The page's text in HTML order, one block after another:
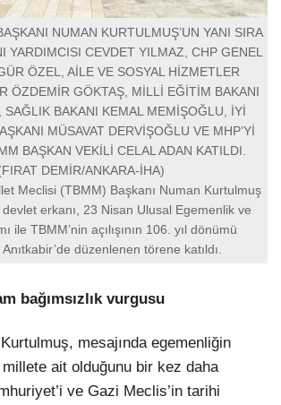
NUMAN KURTULMUŞ’UN YANI SIRA
YARDIMCISI CEVDET YILMAZ, CHP GENEL
ÖZEL, AİLE VE SOSYAL HİZMETLER
ÖZDEMİR GÖKTAŞ, MİLLİ EĞİTİM BAKANI
SAĞLIK BAKANI KEMAL MEMİŞOĞLU, İYİ
MÜSAVAT DERVİŞOĞLU VE MHP’Yİ
BAŞKAN VEKİLİ CELAL ADAN KATILDI.
DEMİR/ANKARA-İHA)
Meclisi (TBMM) Başkanı Numan Kurtulmuş
devlet erkanı, 23 Nisan Ulusal Egemenlik ve
ile TBMM’nin açılışının 106. yıl dönümü
Anıtkabir’de düzenlenen törene katıldı.
bağımsızlık vurgusu
mesajında egemenliğin
millete ait olduğunu bir kez daha
ve Gazi Meclis’in tarihi